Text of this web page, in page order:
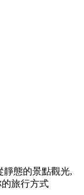
靜態的景點觀光,
旅行方式